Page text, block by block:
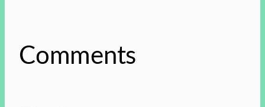
Comments